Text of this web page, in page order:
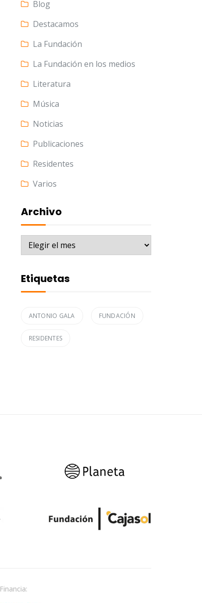
Blog
Destacamos
La Fundación
La Fundación en los medios
Literatura
Música
Noticias
Publicaciones
Residentes
Varios
Archivo
Archivo
Etiquetas
ANTONIO GALA FUNDACIÓN
RESIDENTES
Financia: